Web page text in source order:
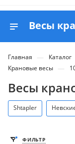
Главная — Каталог
Крановые весы —
Весы
Shtapler
ФИЛЬТР